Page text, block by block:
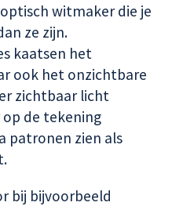
witmaker die je
ze zijn.
kaatsen het
ook het onzichtbare
zichtbaar licht
de tekening
patronen zien als
bij bijvoorbeeld